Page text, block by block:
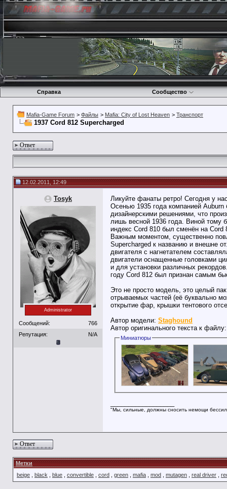
Справка Сообщество
Mafia-Game Forum > Файлы > Mafia: City of Lost Heaven > Транспорт
1937 Cord 812 Supercharged
Ответ
12.02.2011, 12:49
Tosyk
Administrator
Сообщений:
766
Репутация:
N/A
Ликуйте фанаты ретро! Сегодня у
Осенью 1935 года компанией
дизайнерскими решениями, что
лишь весной 1936 года. Виной тому
индекс Cord 810 был сменён на Cord
Важным моментом, существенно
Supercharged к названию и внешне
двигателя с нагнетателем
двигатели оснащенные головками
и для установки различных
году Cord 812 был признан самым
Это не просто модель, это целый
отрываемых частей (её буквально
открытие фар, крышки тентового
Автор модели: Staghound
Автор оригинального текста к
Миниатюры
"Мы, сильные, должны сносить немощи
Ответ
Метки
beige
black blue convertible cord green mafia mod mutagen real driver